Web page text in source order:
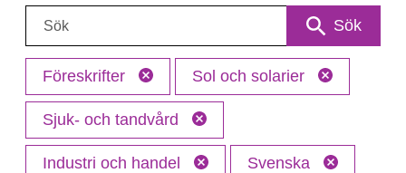
Sök: Sök
Föreskrifter Sol och solarier
Sjuk- och tandvård
Industri och handel Svenska